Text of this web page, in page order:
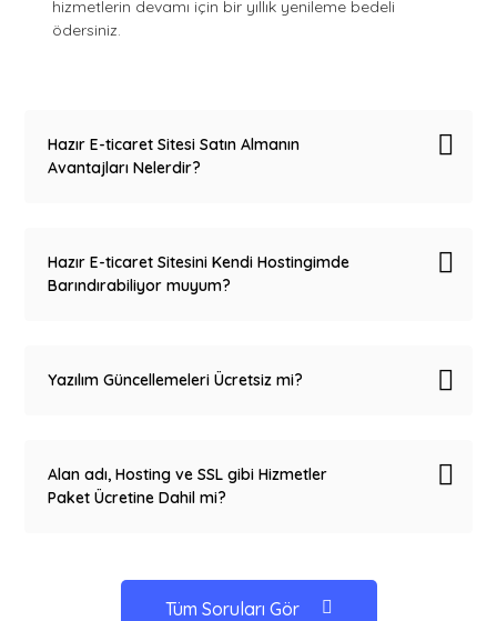
hizmetlerin devamı için bir yıllık yenileme bedeli
ödersiniz.
Hazır E-ticaret Sitesi Satın Almanın
Avantajları Nelerdir?
Hazır E-ticaret Sitesini Kendi Hostingimde
Barındırabiliyor muyum?
Yazılım Güncellemeleri Ücretsiz mi?
Alan adı, Hosting ve SSL gibi Hizmetler
Paket Ücretine Dahil mi?
Tüm Soruları Gör